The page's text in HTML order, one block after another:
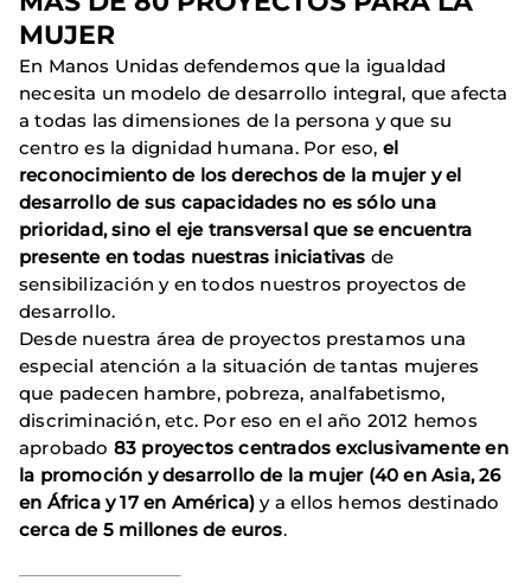
MUJER
En Manos Unidas defendemos que la igualdad
necesita un modelo de desarrollo integral, que afecta
a todas las dimensiones de la persona y que su
centro es la dignidad humana. Por eso, el
reconocimiento de los derechos de la mujer y el
desarrollo de sus capacidades no es sólo una
prioridad, sino el eje transversal que se encuentra
presente en todas nuestras iniciativas de
sensibilización y en todos nuestros proyectos de
desarrollo.
Desde nuestra área de proyectos prestamos una
especial atención a la situación de tantas mujeres
que padecen hambre, pobreza, analfabetismo,
discriminación, etc. Por eso en el año 2012 hemos
aprobado 83 proyectos centrados exclusivamente en
la promoción y desarrollo de la mujer (40 en Asia, 26
en África y 17 en América)y a ellos hemos destinado
cerca de 5 millones de euros.